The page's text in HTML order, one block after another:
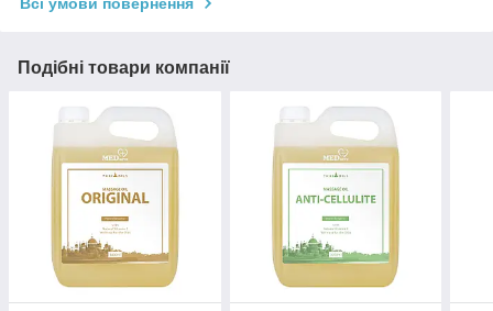
Подібні товари компанії